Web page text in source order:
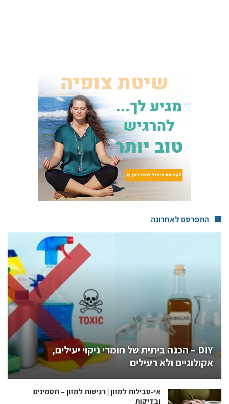
התפרסם לאחרונה
DIY – הכנה ביתית של חומרי ניקוי יעילים,
אקולוגיים ולא רעילים
אי-סבילות למזון | רגישות למזון – תסמינים
ובדיקות